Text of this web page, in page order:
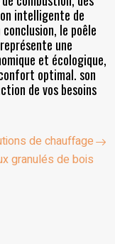
intelligente de
le poêle
une
et écologique,
optimal. son
de vos besoins
de chauffage
granulés de bois